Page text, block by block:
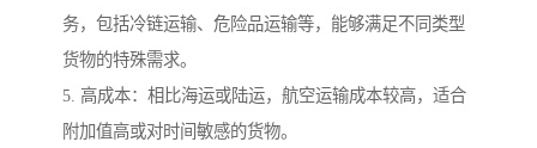
务，包括冷链运输、危险品运输等，能够满足不同类型
货物的特殊需求。
5. 高成本：相比海运或陆运，航空运输成本较高，适合
附加值高或对时间敏感的货物。